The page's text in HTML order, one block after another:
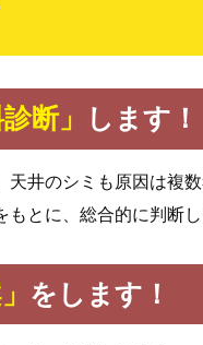
断」 します！
井のシミも原因は複数
とに、総合的に判断し
をします！